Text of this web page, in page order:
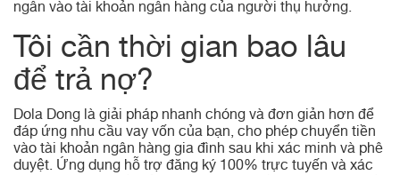
ngân vào tài khoản ngân hàng của người thụ hưởng.
Tôi cần thời gian bao lâu
để trả nợ?
Dola Dong là giải pháp nhanh chóng và đơn giản hơn để
đáp ứng nhu cầu vay vốn của bạn, cho phép chuyển tiền
vào tài khoản ngân hàng gia đình sau khi xác minh và phê
duyệt. Ứng dụng hỗ trợ đăng ký 100% trực tuyến và xác